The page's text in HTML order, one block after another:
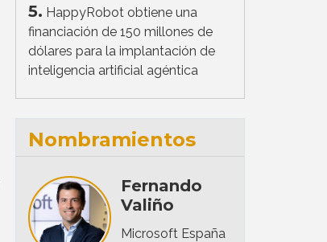
5. HappyRobot obtiene una
financiación de 150 millones de
dólares para la implantación de
inteligencia artificial agéntica
Nombramientos
Fernando
Valiño
Microsoft España